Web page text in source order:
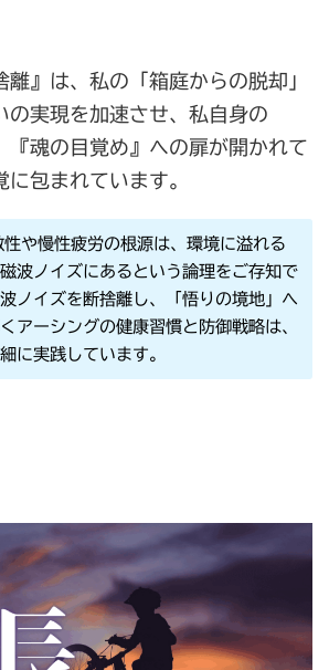
離』は、私の「箱庭からの脱却」
の実現を加速させ、私自身の
『魂の目覚め』への扉が開かれて
包まれています。
や慢性疲労の根源は、環境に溢れる
波ノイズにあるという論理をご存知で
ノイズを断捨離し、「悟りの境地」へ
アーシングの健康習慣と防御戦略は、
に実践しています。